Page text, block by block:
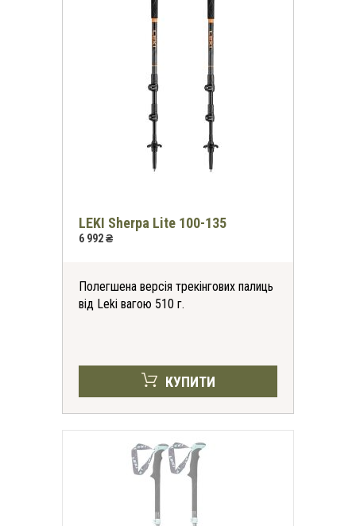
LEKI Sherpa Lite 100-135
6 992 ₴
Полегшена версія трекінгових палиць
від Leki вагою 510 г.
КУПИТИ